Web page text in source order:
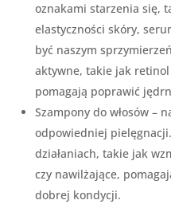
oznakami starzenia się,
elastyczności skóry,
być naszym
aktywne, takie jak
pomagają poprawić
Szampony do włosów –
odpowiedniej
działaniach, takie jak
czy nawilżające,
dobrej kondycji.